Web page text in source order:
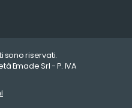
sono riservati.
Emade Srl - P. IVA